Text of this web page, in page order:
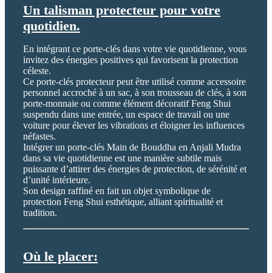
Un talisman protecteur pour votre
quotidien.
En intégrant ce porte-clés dans votre vie quotidienne, vous
invitez des énergies positives qui favorisent la protection
céleste.
Ce porte-clés protecteur peut être utilisé comme accessoire
personnel accroché à un sac, à son trousseau de clés, à son
porte-monnaie ou comme élément décoratif Feng Shui
suspendu dans une entrée, un espace de travail ou une
voiture pour élever les vibrations et éloigner les influences
néfastes.
Intégrer un porte-clés Main de Bouddha en Anjali Mudra
dans sa vie quotidienne est une manière subtile mais
puissante d’attirer des énergies de protection, de sérénité et
d’unité intérieure.
Son design raffiné en fait un objet symbolique de
protection Feng Shui esthétique, alliant spiritualité et
tradition.
Où le placer: